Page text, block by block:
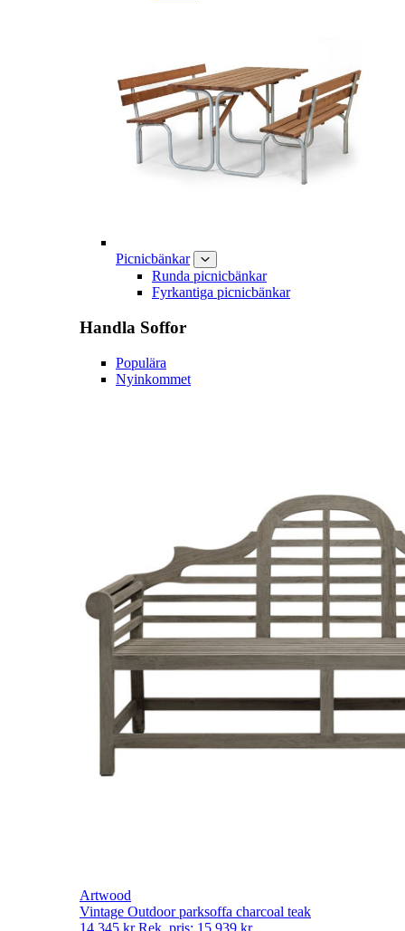
Picnicbänkar
Runda picnicbänkar
Fyrkantiga picnicbänkar
Handla Soffor
Populära
Nyinkommet
Artwood
Vintage Outdoor parksoffa charcoal teak
14 345 kr Rek. pris: 15 939 kr